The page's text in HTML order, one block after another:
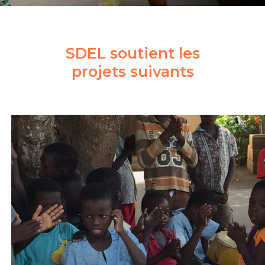
SDEL soutient les
projets suivants